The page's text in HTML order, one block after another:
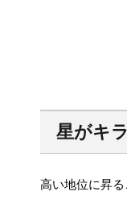
星がキ
高い地位に昇る